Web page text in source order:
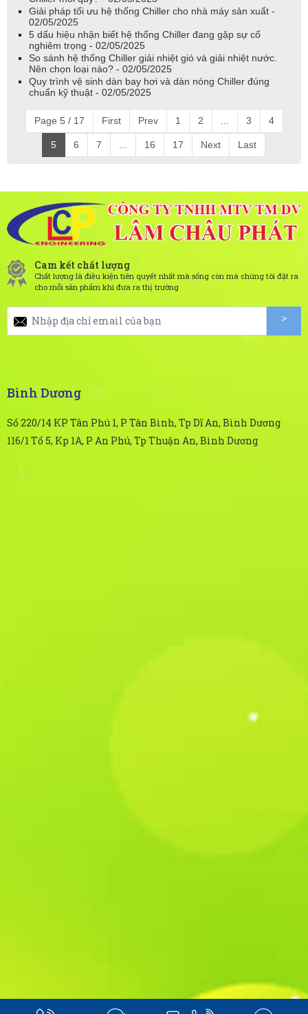
Giải pháp tối ưu hệ thống Chiller cho nhà máy sản xuất -
02/05/2025
5 dấu hiệu nhận biết hệ thống Chiller đang gặp sự cố
nghiêm trọng - 02/05/2025
So sánh hệ thống Chiller giải nhiệt gió và giải nhiệt nước.
Nên chọn loại nào? - 02/05/2025
Quy trình vệ sinh dàn bay hơi và dàn nóng Chiller đúng
chuẩn kỹ thuật - 02/05/2025
Page 5 / 17 First Prev 1 2 3 4
5 6 7 16 17 Next Last
Cam kết chất lượng
Chất lượng là điều kiện tiên quyết nhất mà sống còn mà chúng tôi đặt ra
cho mỗi sản phẩm khi đưa ra thị trường
Bình Dương
Số 220/14 KP Tân Phú 1, P Tân Bình, Tp Dĩ An, Bình Dương
116/1 Tổ 5, Kp 1A, P An Phú, Tp Thuận An, Bình Dương